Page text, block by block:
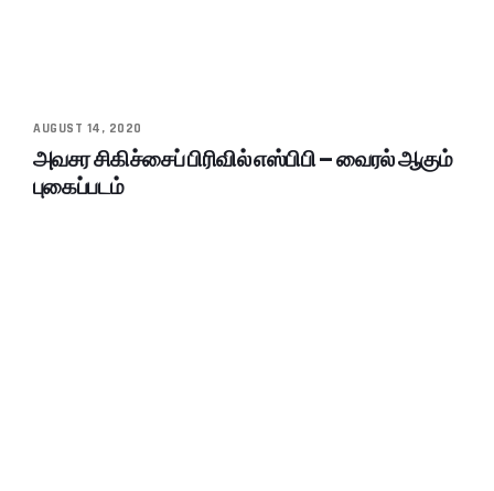
AUGUST 14, 2020
அவசர சிகிச்சைப் பிரிவில் எஸ்பிபி – வைரல் ஆகும்
புகைப்படம்